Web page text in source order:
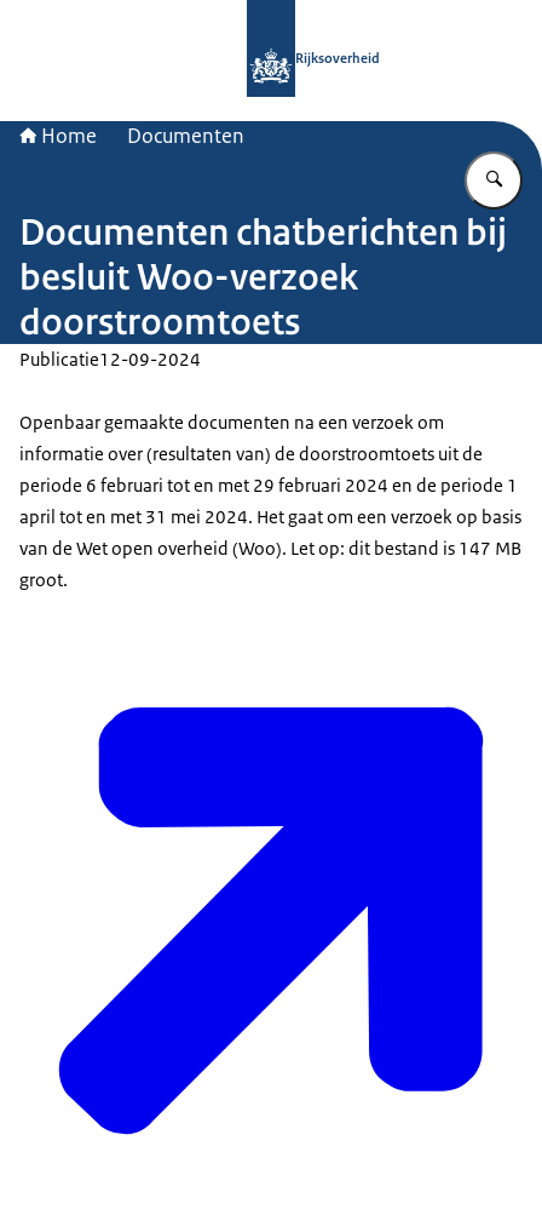
Rijksoverheid
Home Documenten
Documenten chatberichten bij
besluit Woo-verzoek
doorstroomtoets
Publicatie12-09-2024
Openbaar gemaakte documenten na een verzoek om
informatie over (resultaten van) de doorstroomtoets uit de
periode 6 februari tot en met 29 februari 2024 en de periode 1
april tot en met 31 mei 2024. Het gaat om een verzoek op basis
van de Wet open overheid (Woo). Let op: dit bestand is 147 MB
groot.